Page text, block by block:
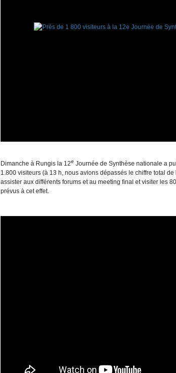
Dimanche à Rungis la 12e Journée de Synthèse nationale a
1.800 visiteurs (à 13 h, nous avions dépassés le chiffre total
assister aux différents forums et au meeting final et visiter les
prévus à cet effet.